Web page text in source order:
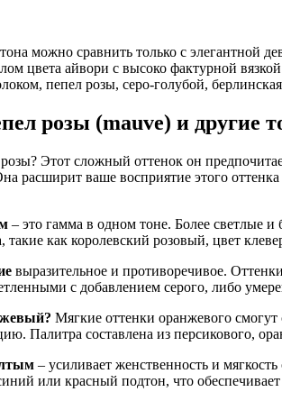
можно сравнить только с элегантной
цвета айвори с высоко фактурной
пепел розы, серо-голубой, берлинская
розы (mauve) и другие
Этот сложный оттенок он
расширит ваше восприятие этого
– это гамма в одном тоне. Более светлые
такие как королевский розовый, цвет
выразительное и противоречивое.
с добавлением серого, либо
Мягкие оттенки оранжевого
Палитра составлена из персикового,
– усиливает женственность и
или красный подтон, что